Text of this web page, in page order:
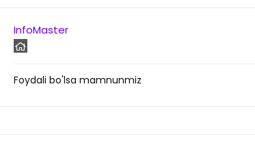
InfoMaster
Foydali bo'lsa mamnunmiz